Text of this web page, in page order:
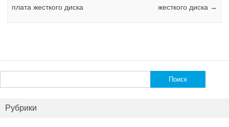
плата жесткого диска
жесткого диска →
Рубрики